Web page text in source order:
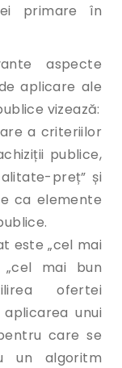
primare în
aspecte
aplicare ale
vizează:
a criteriilor
publice,
preț” și
ca elemente
este „cel mai
mai bun
ofertei
unui
care se
un algoritm